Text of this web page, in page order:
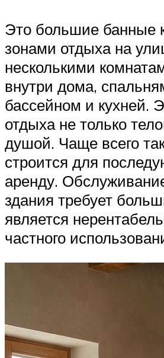
Это большие банные
зонами отдыха на
несколькими
внутри дома,
бассейном и кухней.
отдыха не только
душой. Чаще всего
строится для
аренду.
здания требует
является
частного